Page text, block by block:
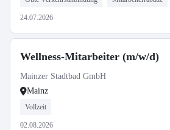
24.07.2026
Wellness-Mitarbeiter (m/w/d)
Mainzer Stadtbad GmbH
Mainz
Vollzeit
02.08.2026